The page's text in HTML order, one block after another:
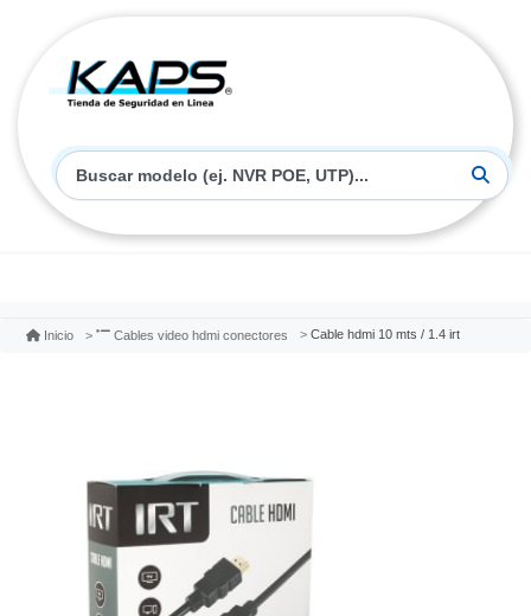
Inicio Cables video hdmi conectores Cable hdmi 10 mts / 1.4 irt